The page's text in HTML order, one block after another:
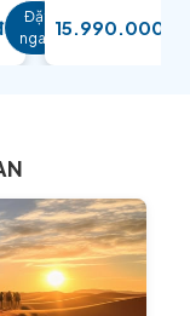
Đặt
ngay 15.990.000đ